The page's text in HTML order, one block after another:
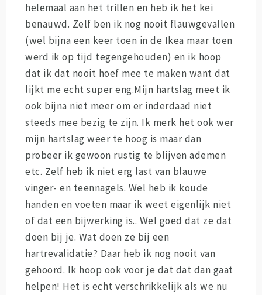
helemaal aan het trillen en heb ik het kei
benauwd. Zelf ben ik nog nooit flauwgevallen
(wel bijna een keer toen in de Ikea maar toen
werd ik op tijd tegengehouden) en ik hoop
dat ik dat nooit hoef mee te maken want dat
lijkt me echt super eng.Mijn hartslag meet ik
ook bijna niet meer om er inderdaad niet
steeds mee bezig te zijn. Ik merk het ook wer
mijn hartslag weer te hoog is maar dan
probeer ik gewoon rustig te blijven ademen
etc. Zelf heb ik niet erg last van blauwe
vinger- en teennagels. Wel heb ik koude
handen en voeten maar ik weet eigenlijk niet
of dat een bijwerking is.. Wel goed dat ze dat
doen bij je. Wat doen ze bij een
hartrevalidatie? Daar heb ik nog nooit van
gehoord. Ik hoop ook voor je dat dat dan gaat
helpen! Het is echt verschrikkelijk als we nu